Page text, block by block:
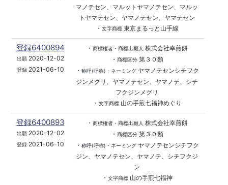
マノテセン、マルットヤマノテセン、マルッ
トヤマテセン、ヤマノテセン、ヤマテセン
・ 文字商標東京まるっと山手線
登録6400894
出願2020-12-02
登録2021-06-10
・ 商標権者・商標出願人 株式会社幸煎餅
・ 商標区分第３０類
・ 称呼(呼称)・ネーミングヤマノテセンシチフク
ジンメグリ、ヤマノテセン、ヤマノテ、シチ
フクジンメグリ
・ 文字商標山の手煎七福神めぐり
登録6400893
出願2020-12-02
登録2021-06-10
・ 商標権者・商標出願人 株式会社幸煎餅
・ 商標区分第３０類
・ 称呼(呼称)・ネーミングヤマノテセンシチフク
ジン、ヤマノテセン、ヤマノテ、シチフクジ
ン
・ 文字商標山の手煎七福神